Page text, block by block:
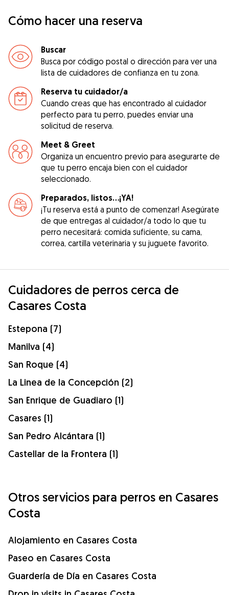
Cómo hacer una reserva
Buscar
Busca por código postal o dirección para ver una
lista de cuidadores de confianza en tu zona.
Reserva tu cuidador/a
Cuando creas que has encontrado al cuidador
perfecto para tu perro, puedes enviar una
solicitud de reserva.
Meet & Greet
Organiza un encuentro previo para asegurarte de
que tu perro encaja bien con el cuidador
seleccionado.
Preparados, listos...¡YA!
¡Tu reserva está a punto de comenzar! Asegúrate
de que entregas al cuidador/a todo lo que tu
perro necesitará: comida suficiente, su cama,
correa, cartilla veterinaria y su juguete favorito.
Cuidadores de perros cerca de
Casares Costa
Estepona (7)
Manilva (4)
San Roque (4)
La Linea de la Concepción (2)
San Enrique de Guadiaro (1)
Casares (1)
San Pedro Alcántara (1)
Castellar de la Frontera (1)
Otros servicios para perros en Casares
Costa
Alojamiento en Casares Costa
Paseo en Casares Costa
Guardería de Día en Casares Costa